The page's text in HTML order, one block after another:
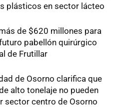
plásticos en sector lácteo
de $620 millones para
pabellón quirúrgico
de Frutillar
de Osorno clarifica que
alto tonelaje no pueden
sector centro de Osorno